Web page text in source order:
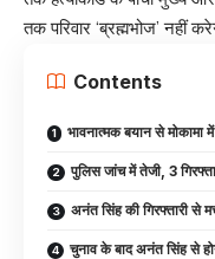
तक परिवार ‘ब्रह्मभोज’ नहीं
Contents
भावनात्मक बयान से मोकामा
पुलिस जांच में तेजी, 3
अनंत सिंह की गिरफ्तारी से
चुनाव के बाद अनंत सिंह से